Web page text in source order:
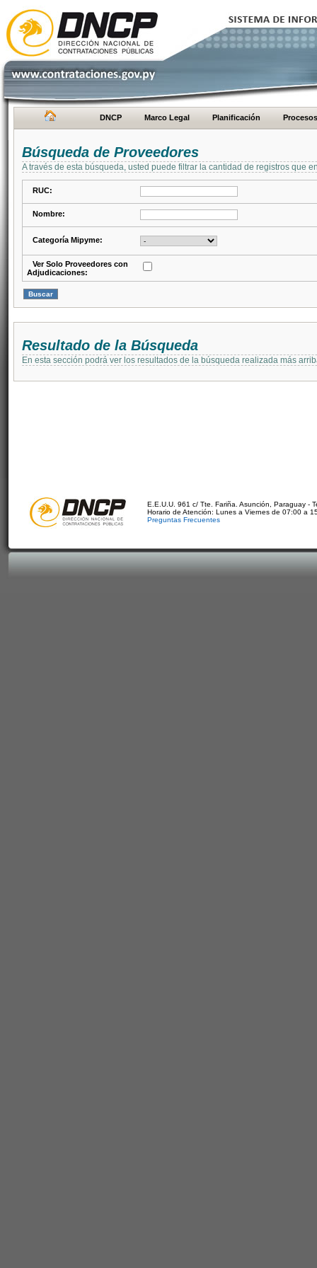
DNCP Marco Legal Planificación Procesos
Búsqueda de Proveedores
A través de esta búsqueda, usted puede filtrar la cantidad de registros que
RUC:
Nombre:
Categoría Mipyme:
Ver Solo Proveedores con
Adjudicaciones:
Resultado de la Búsqueda
En esta sección podrá ver los resultados de la búsqueda realizada más
E.E.U.U. 961 c/ Tte. Fariña. Asunción, Paraguay -
Horario de Atención: Lunes a Viernes de 07:00 a
Preguntas Frecuentes